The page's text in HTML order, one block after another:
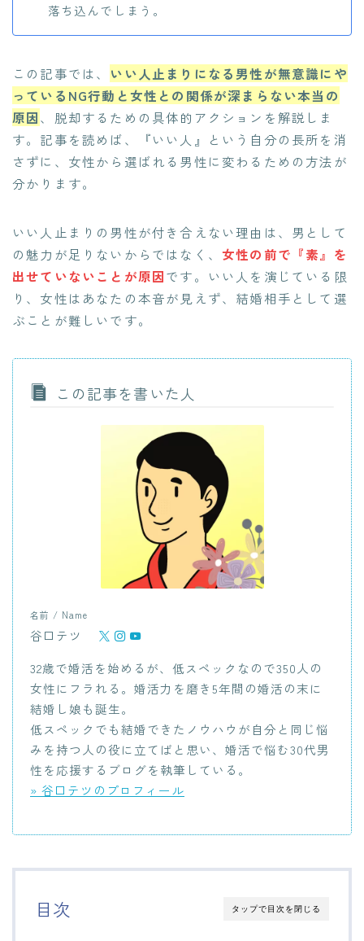
落ち込んでしまう。
この記事では、 いい人止まりになる男性が無意識にや
っているNG行動と女性との関係が深まらない本当の
原因、脱却するための具体的アクションを解説しま
す。記事を読めば、『いい人』という自分の長所を消
さずに、女性から選ばれる男性に変わるための方法が
分かります。
いい人止まりの男性が付き合えない理由は、男として
の魅力が足りないからではなく、 女性の前で『素』を
出せていないことが原因です。いい人を演じている限
り、女性はあなたの本音が見えず、結婚相手として選
ぶことが難しいです。
この記事を書いた人
名前 / Name
谷口テツ
32歳で婚活を始めるが、低スペックなので350人の
女性にフラれる。婚活力を磨き5年間の婚活の末に
結婚し娘も誕生。
低スペックでも結婚できたノウハウが自分と同じ悩
みを持つ人の役に立てばと思い、婚活で悩む30代男
性を応援するブログを執筆している。
» 谷口テツのプロフィール
タップで目次を閉じる
目次